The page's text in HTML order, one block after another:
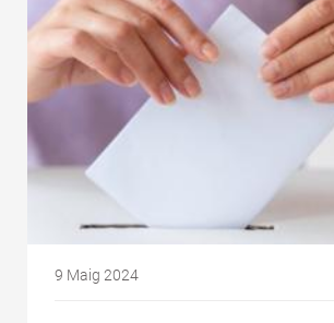
9 Maig 2024